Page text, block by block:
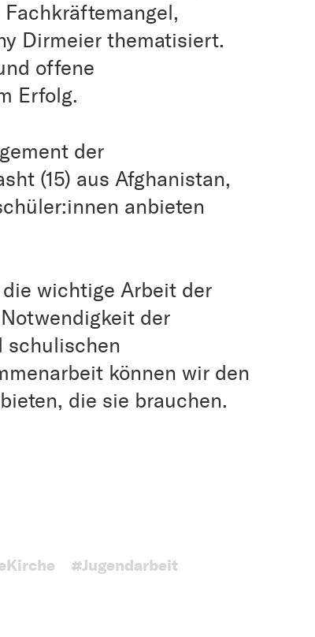
Dirmeier thematisiert.
offene
Erfolg.
der
(15) aus Afghanistan,
anbieten
wichtige Arbeit der
der
schulischen
können wir den
die sie brauchen.
#Jugendarbeit